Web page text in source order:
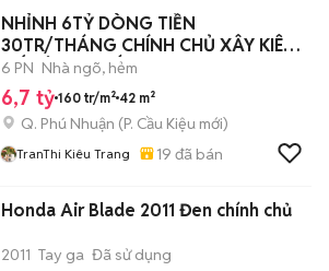
NHỈNH 6TỶ DÒNG TIỀN
30TR/THÁNG CHÍNH CHỦ XÂY KIÊN
CỐ TÂM QUYẾT
6 PN Nhà ngõ, hẻm
6,7 tỷ 160 tr/m² 42 m²
Q. Phú Nhuận (P. Cầu Kiệu mới)
TranThi Kiêu Trang 19 đã bán
Honda Air Blade 2011 Đen chính chủ
2011 Tay ga Đã sử dụng